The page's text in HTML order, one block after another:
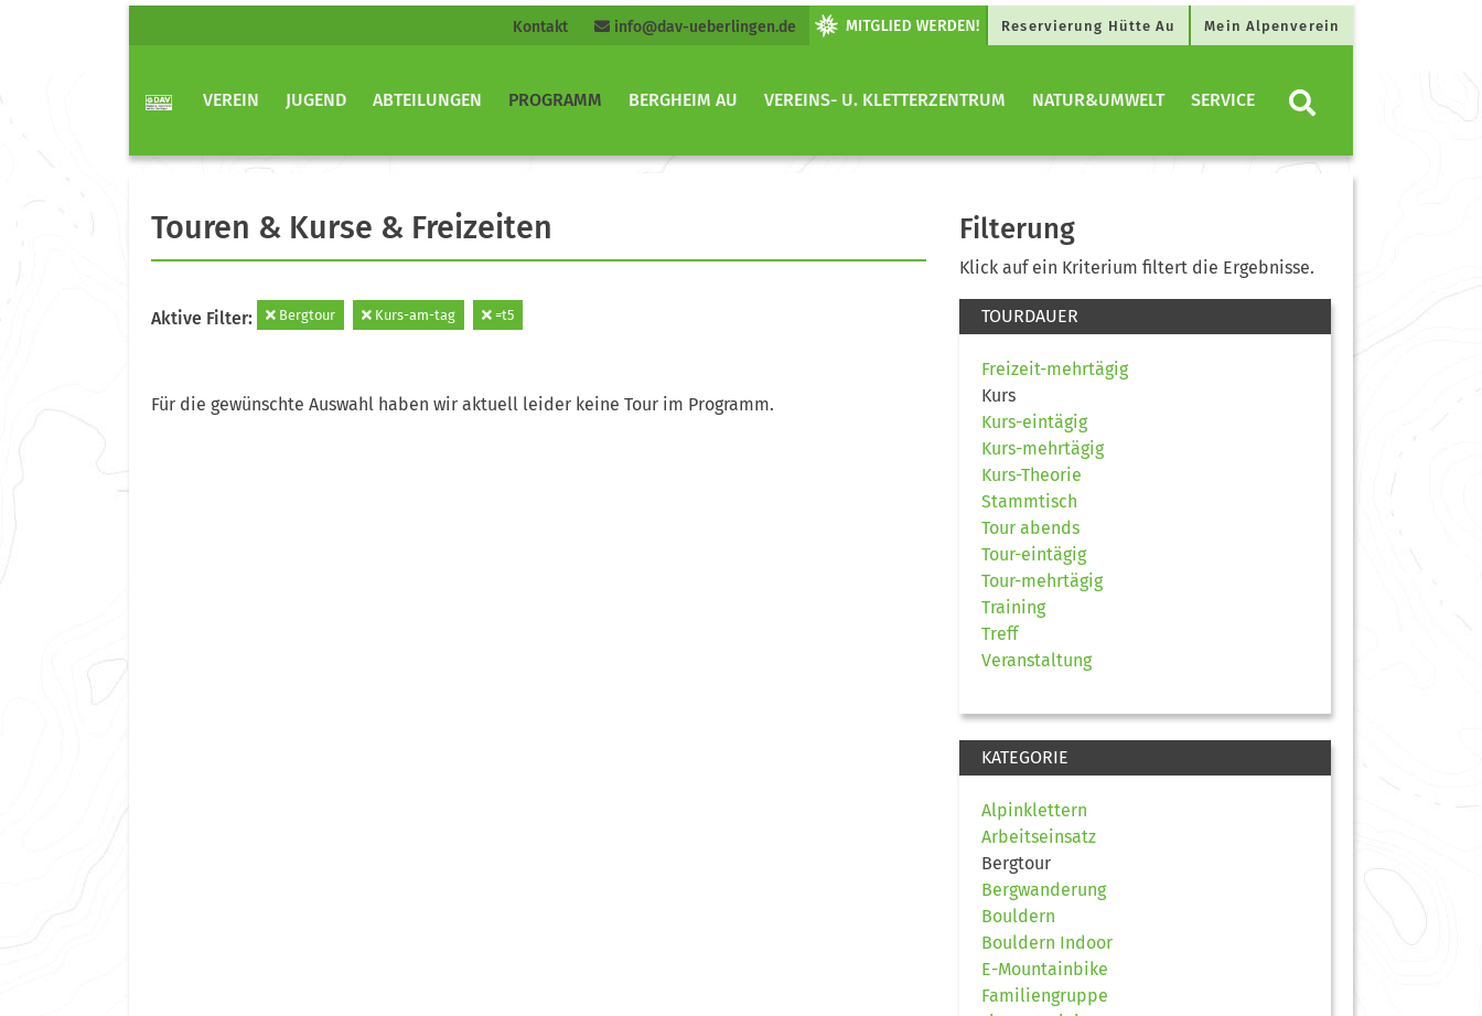
Kontakt info@dav-ueberlingen.de Reservierung Hütte Au Mein Alpenverein
VEREIN JUGEND ABTEILUNGEN PROGRAMM BERGHEIM AU VEREINS- U. KLETTERZENTRUM NATUR&UMWELT SERVICE
Touren & Kurse & Freizeiten
Aktive Filter: Bergtour Kurs-am-tag =t5
Für die gewünschte Auswahl haben wir aktuell leider keine Tour im Programm.
Filterung
Klick auf ein Kriterium filtert die Ergebnisse.
TOURDAUER
Freizeit-mehrtägig
Kurs
Kurs-eintägig
Kurs-mehrtägig
Kurs-Theorie
Stammtisch
Tour abends
Tour-eintägig
Tour-mehrtägig
Training
Treff
Veranstaltung
KATEGORIE
Alpinklettern
Arbeitseinsatz
Bergtour
Bergwanderung
Bouldern
Bouldern Indoor
E-Mountainbike
Familiengruppe